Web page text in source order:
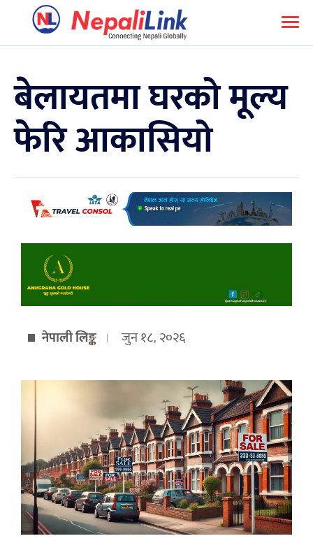
बेलायतमा घरको मूल्य
फेरि आकासियो
नेपाली लिङ्क जुन १८, २०२६